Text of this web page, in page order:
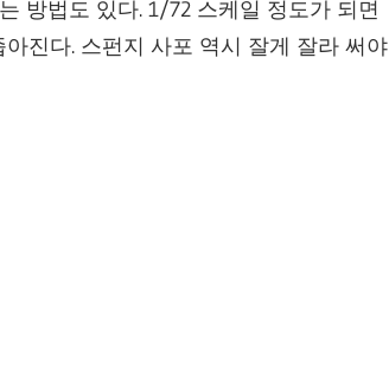
방법도 있다. 1/72 스케일 정도가 되면
진다. 스펀지 사포 역시 잘게 잘라 써야